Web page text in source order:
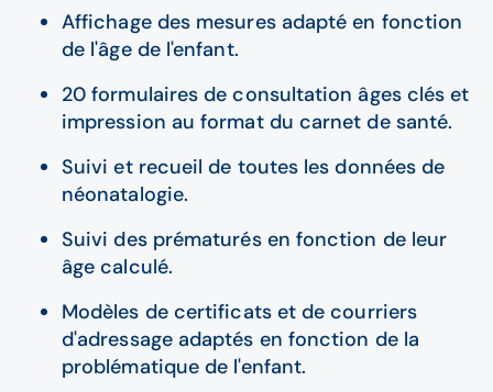
Affichage des mesures adapté en fonction
de l'âge de l'enfant.
20 formulaires de consultation âges clés et
impression au format du carnet de santé.
Suivi et recueil de toutes les données de
néonatalogie.
Suivi des prématurés en fonction de leur
âge calculé.
Modèles de certificats et de courriers
d'adressage adaptés en fonction de la
problématique de l'enfant.